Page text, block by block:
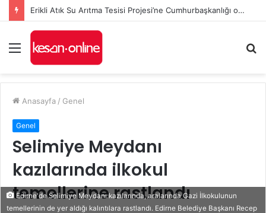
Erikli Atık Su Arıtma Tesisi Projesi’ne Cumhurbaşkanlığı onayı
Menü
...
Anasayfa / Genel
Genel
Selimiye Meydanı
kazılarında ilkokul
temellerine rastlandı
Edirne'de Selimiye Meydanı kazılarında, aralarında Gazi İlkokulunun
temellerinin de yer aldığı kalıntılara rastlandı. Edirne Belediye Başkanı Recep